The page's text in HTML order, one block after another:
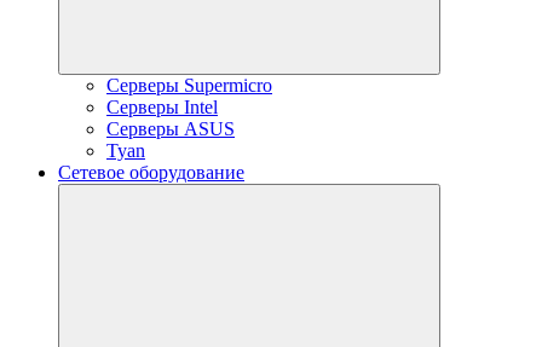
Серверы Supermicro
Серверы Intel
Серверы ASUS
Tyan
Сетевое оборудование